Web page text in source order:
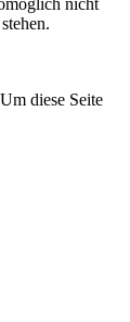
nicht
diese Seite